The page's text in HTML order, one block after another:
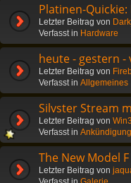
Platinen-
Letzter Beitrag von
Verfasst in Hardware
heute - gestern -
Letzter Beitrag von
Verfasst in Allgemeines
Silvster Stream
Letzter Beitrag von
Verfasst in
The New Model
Letzter Beitrag von